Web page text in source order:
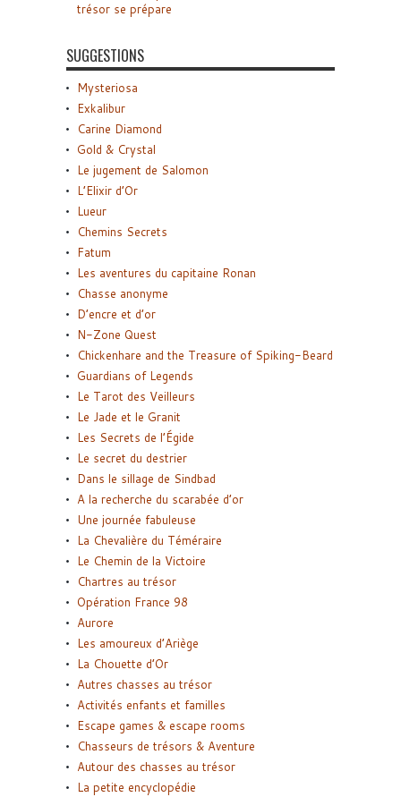
trésor se prépare
SUGGESTIONS
Mysteriosa
Exkalibur
Carine Diamond
Gold & Crystal
Le jugement de Salomon
L’Elixir d’Or
Lueur
Chemins Secrets
Fatum
Les aventures du capitaine Ronan
Chasse anonyme
D’encre et d’or
N-Zone Quest
Chickenhare and the Treasure of Spiking-Beard
Guardians of Legends
Le Tarot des Veilleurs
Le Jade et le Granit
Les Secrets de l’Égide
Le secret du destrier
Dans le sillage de Sindbad
A la recherche du scarabée d’or
Une journée fabuleuse
La Chevalière du Téméraire
Le Chemin de la Victoire
Chartres au trésor
Opération France 98
Aurore
Les amoureux d’Ariège
La Chouette d’Or
Autres chasses au trésor
Activités enfants et familles
Escape games & escape rooms
Chasseurs de trésors & Aventure
Autour des chasses au trésor
La petite encyclopédie